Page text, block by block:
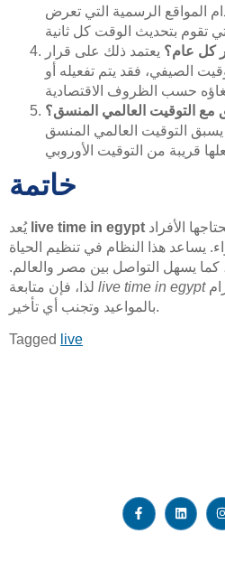
كل عام؟ يعتمد ذلك على قرار
الصيفي، فقد يتم تفعيله أو
التوقيت العالمي المنسق؟
التوقيت العالمي المنسق
خاتمة
يُعد live time in egypt
يساعد هذا النظام في تنظيم الحياة
كما يسهل التواصل بين مصر والعالم.
live time in egyptبشكل مستمر تضمن لك الالتزام
بالمواعيد وتجنب أي تأخير.
Tagged live